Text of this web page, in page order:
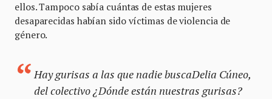
ellos. Tampoco sabía cuántas de estas mujeres
desaparecidas habían sido víctimas de violencia de
género.
Hay gurisas a las que nadie buscaDelia Cúneo,
del colectivo ¿Dónde están nuestras gurisas?